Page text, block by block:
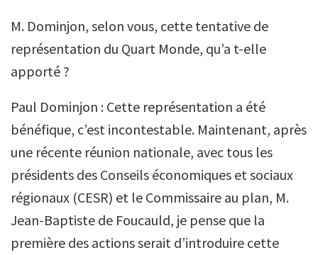
M. Dominjon, selon vous, cette tentative de
représentation du Quart Monde, qu’a t-elle
apporté ?
Paul Dominjon : Cette représentation a été
bénéfique, c’est incontestable. Maintenant, après
une récente réunion nationale, avec tous les
présidents des Conseils économiques et sociaux
régionaux (CESR) et le Commissaire au plan, M.
Jean-Baptiste de Foucauld, je pense que la
première des actions serait d’introduire cette